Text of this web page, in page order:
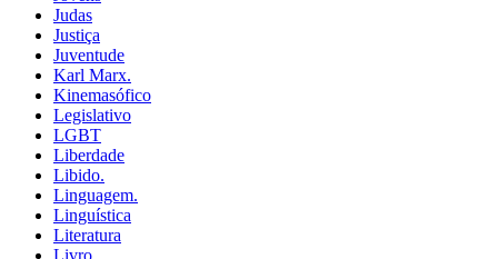
Judas
Justiça
Juventude
Karl Marx.
Kinemasófico
Legislativo
LGBT
Liberdade
Libido.
Linguagem.
Linguística
Literatura